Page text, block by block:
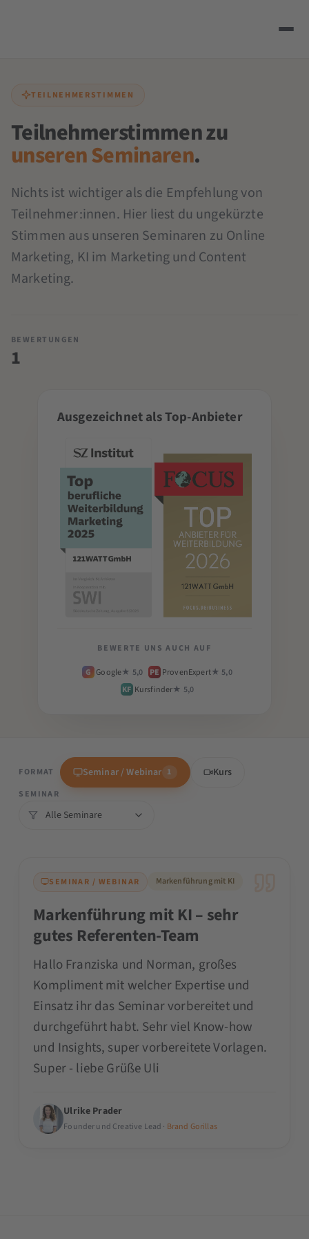
TEILNEHMERSTIMMEN
Teilnehmerstimmen zu
unseren Seminaren.
Nichts ist wichtiger als die Empfehlung von
Teilnehmer:innen. Hier liest du ungekürzte
Stimmen aus unseren Seminaren zu Online
Marketing, KI im Marketing und Content
Marketing.
BEWERTUNGEN
1
Ausgezeichnet als Top-Anbieter
BEWERTE UNS AUCH AUF
G Google★ 5,0 PE ProvenExpert★ 5,0
KF Kursfinder★ 5,0
FORMAT Seminar / Webinar 1 Kurs
SEMINAR
SEMINAR / WEBINAR Markenführung mit KI
Markenführung mit KI – sehr
gutes Referenten-Team
Hallo Franziska und Norman, großes
Kompliment mit welcher Expertise und
Einsatz ihr das Seminar vorbereitet und
durchgeführt habt. Sehr viel Know-how
und Insights, super vorbereitete Vorlagen.
Super - liebe Grüße Uli
Ulrike Prader
Founder und Creative Lead · Brand Gorillas